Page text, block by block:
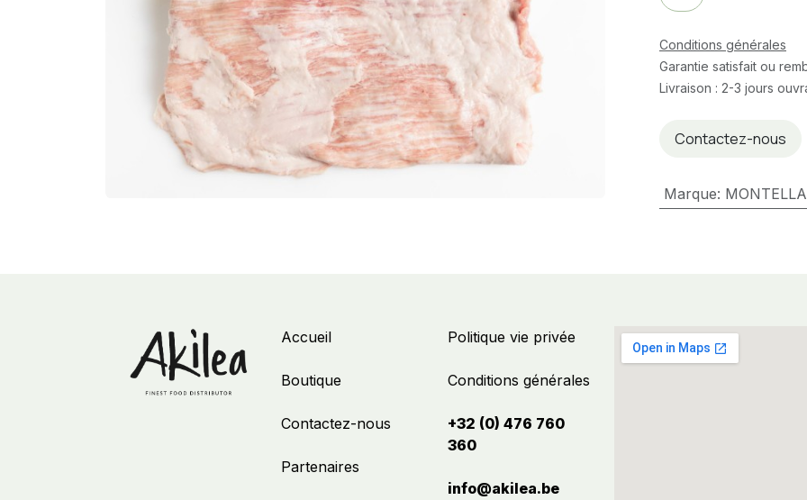
Conditions générales
Garantie satisfait ou
Livraison : 2-3 jours
Contactez-nous
Marque:
Politique vie privée
Conditions générales
+32 (0) 476 760
360
info@akilea.be​
Accueil
Boutique
Contactez-nous
Partenaires